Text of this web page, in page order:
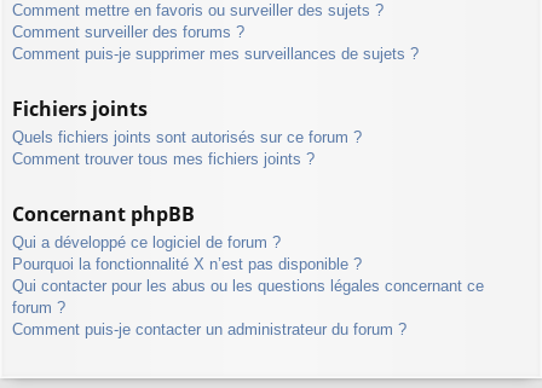
Comment mettre en favoris ou surveiller des sujets ?
Comment surveiller des forums ?
Comment puis-je supprimer mes surveillances de sujets ?
Fichiers joints
Quels fichiers joints sont autorisés sur ce forum ?
Comment trouver tous mes fichiers joints ?
Concernant phpBB
Qui a développé ce logiciel de forum ?
Pourquoi la fonctionnalité X n’est pas disponible ?
Qui contacter pour les abus ou les questions légales concernant ce
forum ?
Comment puis-je contacter un administrateur du forum ?